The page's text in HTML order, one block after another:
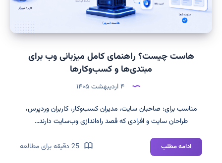
آن
هاست چیست؟ راهنمای کامل میزبانی وب برای
مبتدی‌ها و کسب‌وکارها
۴ اردیبهشت ۱۴۰۵
مناسب برای: صاحبان سایت، مدیران کسب‌وکار، کاربران وردپرس،
طراحان سایت و افرادی که قصد راه‌اندازی وب‌سایت دارند…
ادامه مطلبهاست
چیست؟